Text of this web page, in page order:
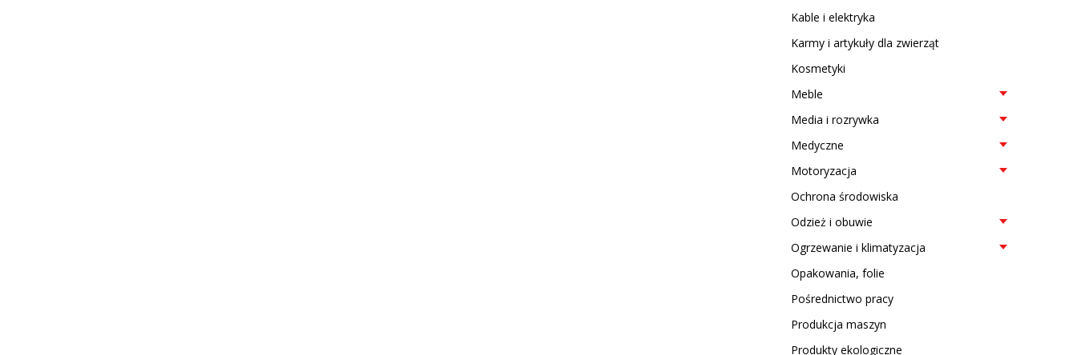
Kable i elektryka
Karmy i artykuły dla zwierząt
Kosmetyki
Meble
Media i rozrywka
Medyczne
Motoryzacja
Ochrona środowiska
Odzież i obuwie
Ogrzewanie i klimatyzacja
Opakowania, folie
Pośrednictwo pracy
Produkcja maszyn
Produkty ekologiczne